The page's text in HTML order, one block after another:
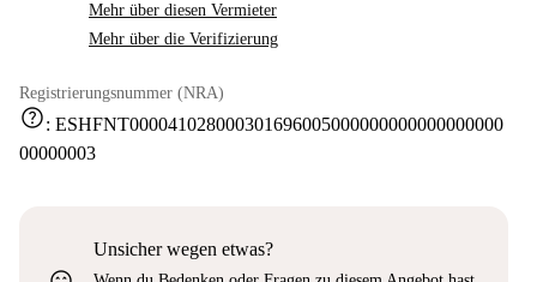
Mehr über diesen Vermieter
Mehr über die Verifizierung
Registrierungsnummer (NRA)
help: ESHFNT000041028000301696005000000000000000000
00000003
Unsicher wegen etwas?